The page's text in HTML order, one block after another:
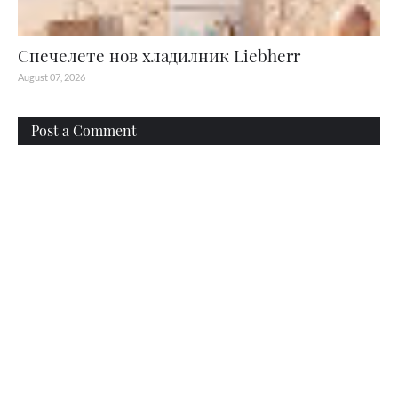
Спечелете нов хладилник Liebherr
August 07, 2026
Post a Comment